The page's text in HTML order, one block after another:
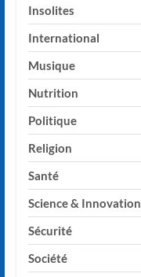
Insolites
International
Musique
Nutrition
Politique
Religion
Santé
Science & Innovation
Sécurité
Société